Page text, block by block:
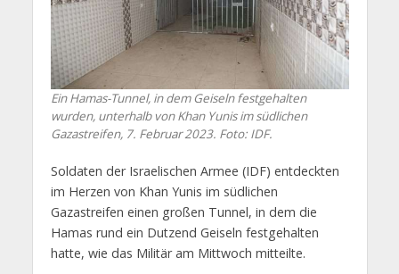
Ein Hamas-Tunnel, in dem Geiseln festgehalten
wurden, unterhalb von Khan Yunis im südlichen
Gazastreifen, 7. Februar 2023. Foto: IDF.
Soldaten der Israelischen Armee (IDF) entdeckten
im Herzen von Khan Yunis im südlichen
Gazastreifen einen großen Tunnel, in dem die
Hamas rund ein Dutzend Geiseln festgehalten
hatte, wie das Militär am Mittwoch mitteilte.